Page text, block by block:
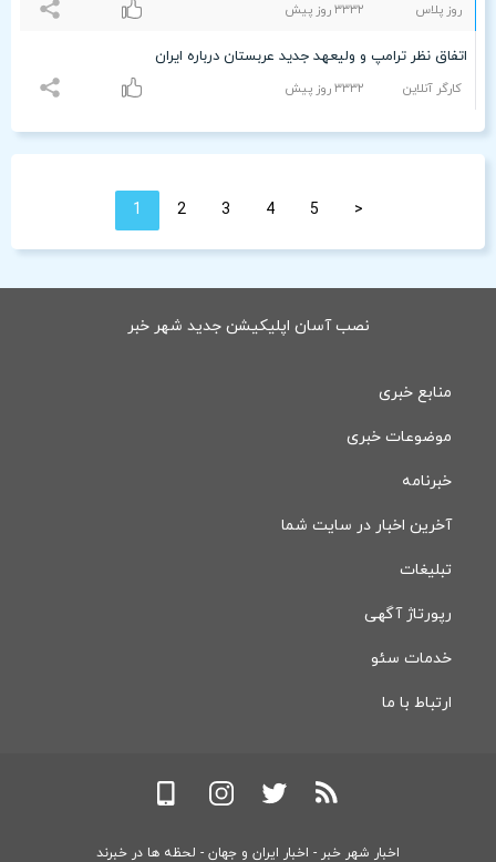
روز پلاس ٣٣٣۲ روز پیش
اتفاق نظر ترامپ و ولیعهد جدید عربستان درباره ایران
کارگر آنلاین ٣٣٣۲ روز پیش
1 2 3 4 5 <
نصب آسان اپلیکیشن جدید شهر خبر
منابع خبری
موضوعات خبری
خبرنامه
آخرین اخبار در سایت شما
تبلیغات
رپورتاژ آگهی
خدمات سئو
ارتباط با ما
اخبار شهر خبر - اخبار ایران و جهان - لحظه ها در خبرند